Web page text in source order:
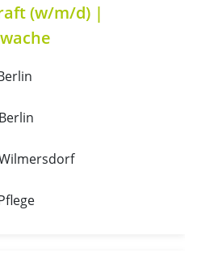
(w/m/d) |
Berlin